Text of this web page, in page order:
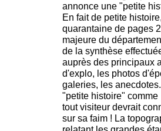
annonce une "petite
En fait de petite
quarantaine de pages
majeure du
de la synthèse
auprès des principaux
d'explo, les photos
galeries, les
"petite histoire"
tout visiteur devrait
sur sa faim ! La